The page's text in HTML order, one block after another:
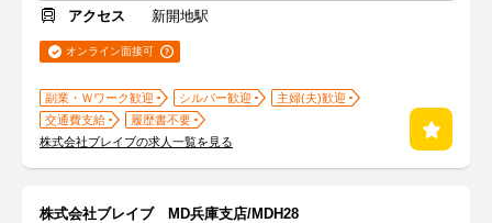
アクセス
新開地駅
オンライン面接可
副業・Ｗワーク歓迎 シルバー歓迎
主婦(夫)歓迎
交通費支給
履歴書不要
株式会社ブレイブの求人一覧を見る
株式会社ブレイブ MD兵庫支店/MDH28